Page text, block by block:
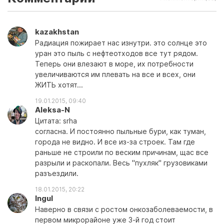
kazakhstan
Радиация пожирает нас изнутри. это солнце это
уран это пыль с нефтеотходов все тут рядом.
Теперь они влезают в море, их потребности
увеличиваются им плевать на все и всех, они
ЖИТЬ хотят...
19.01.2015, 09:40
Aleksa-N
Цитата: srha
согласна. И постоянно пыльные бури, как туман,
города не видно. И все из-за строек. Там где
раньше не строили по веским причинам, щас все
разрыли и раскопали. Весь "пухляк" грузовиками
разъездили.
18.01.2015, 20:22
Ingul
Наверно в связи с ростом онкозаболеваемости, в
первом микрорайоне уже 3-й год стоит